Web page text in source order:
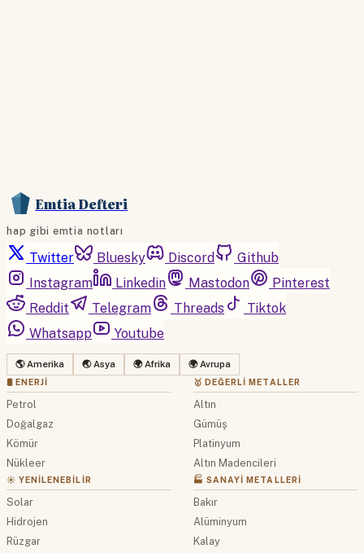
Emtia Defteri
hap gibi emtia notları
Twitter Bluesky Discord
Github
Instagram
Linkedin Mastodon
Pinterest
Reddit
Telegram Threads
Tiktok
Whatsapp
Youtube
🌎 Amerika 🌏 Asya 🌍 Afrika 🌍 Avrupa
🛢 ENERJI
Petrol
Doğalgaz
Kömür
Nükleer
☀️ YENILENEBILIR
Solar
Hidrojen
Rüzgar
🥇 DEĞERLI METALLER
Altın
Gümüş
Platinyum
Altın Madencileri
🏭 SANAYI METALLERI
Bakır
Alüminyum
Kalay